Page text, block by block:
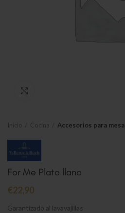
Accesorios para mesa
For Me Plato llano
€22,90
Garantizado al lavavajillas